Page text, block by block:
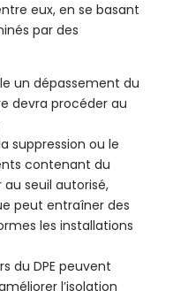
eux, en se basant
par des
un dépassement du
devra procéder au
suppression ou le
contenant du
seuil autorisé,
peut entraîner des
les installations
du DPE peuvent
l’isolation